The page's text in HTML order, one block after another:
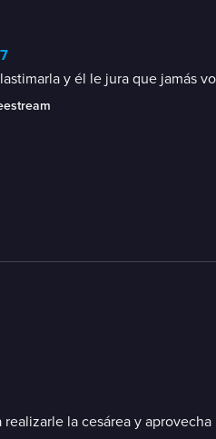
y él le jura que jamás
la cesárea y